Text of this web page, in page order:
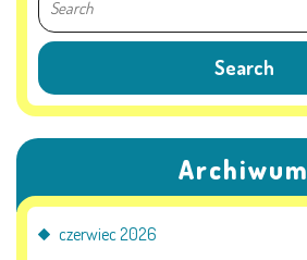
Archiwum
czerwiec 2026